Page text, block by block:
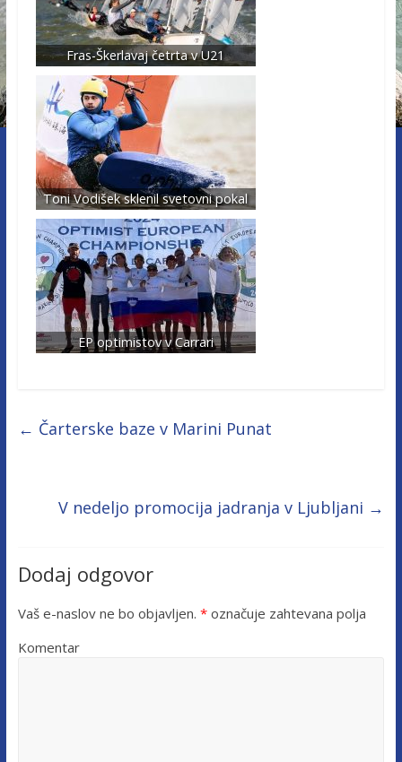
Fras-Škerlavaj četrta v U21
Toni Vodišek sklenil svetovni pokal
EP optimistov v Carrari
← Čarterske baze v Marini Punat
V nedeljo promocija jadranja v Ljubljani →
Dodaj odgovor
Vaš e-naslov ne bo objavljen. *označuje zahtevana polja
Komentar